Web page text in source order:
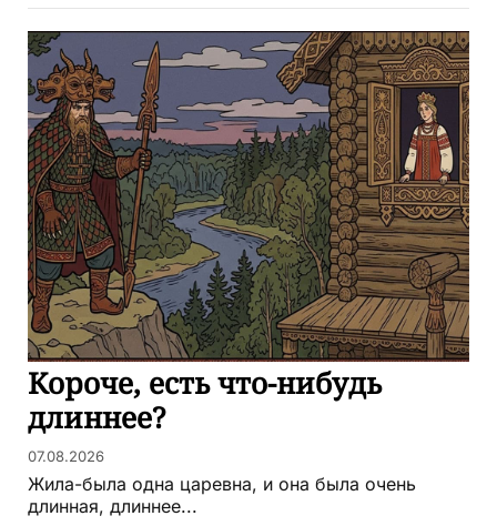
Короче, есть что-нибудь
длиннее?
07.08.2026
Жила-была одна царевна, и она была очень
длинная, длиннее...